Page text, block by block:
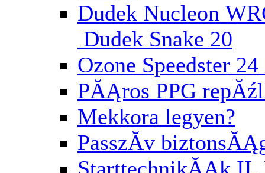
Dudek Nucleon
Dudek Snake 20
Ozone Speedster
PĂĄros PPG
Mekkora legyen?
PasszĂ­v